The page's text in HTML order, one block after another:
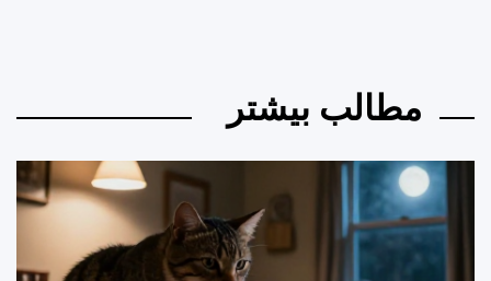
مطالب بیشتر